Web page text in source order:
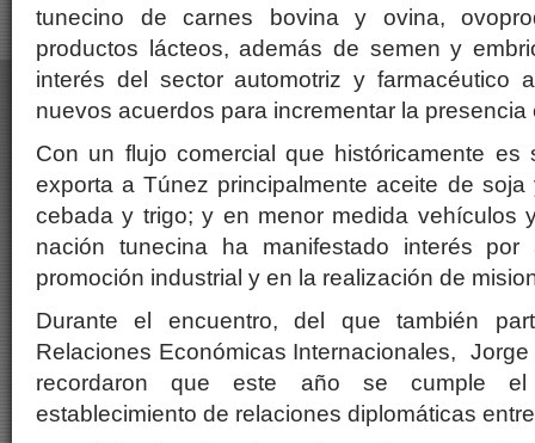
tunecino de carnes bovina y ovina,
productos lácteos, además de semen y
interés del sector automotriz y farmacéutico
nuevos acuerdos para incrementar la
Con un flujo comercial que históricamente es
exporta a Túnez principalmente aceite de
cebada y trigo; y en menor medida vehículos
nación tunecina ha manifestado interés
promoción industrial y en la realización de
Durante el encuentro, del que también
Relaciones Económicas Internacionales,
recordaron que este año se cumple el
establecimiento de relaciones diplomáticas